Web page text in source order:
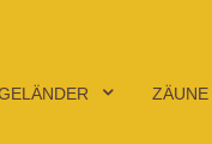
ZÄUNE